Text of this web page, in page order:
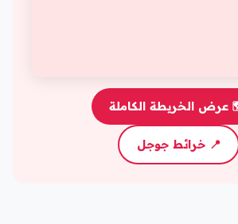
الخريطة الكاملة
📍 خرائط جوجل